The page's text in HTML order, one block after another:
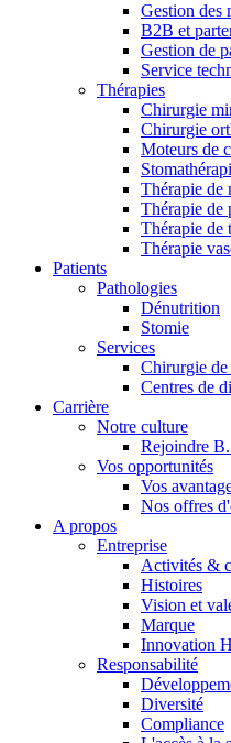
Pôle d’innovation
Stimulons ensemble
médicale. Apprenez-en
présentez votre idée.
En dialogue avec B.
Gestion des
B2B et
Gestion de
Service
Thérapies
Chirurgie
Chirurgie
Moteurs de
Thérapie de
Thérapie de
Thérapie de
Thérapie
Patients
Pathologies
Dénutrition
Stomie
Services
Chirurgie de
Centres de
Carrière
Notre culture
Rejoindre
Vos opportunités
Vos
Nos offres
A propos
Entreprise
Activités &
Histoires
Vision et
Marque
Innovation
Responsabilité
Diversité
Compliance